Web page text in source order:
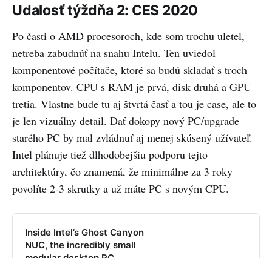
Udalosť týždňa 2: CES 2020
Po časti o AMD procesoroch, kde som trochu uletel,
netreba zabudnúť na snahu Intelu. Ten uviedol
komponentové počítače, ktoré sa budú skladať s troch
komponentov. CPU s RAM je prvá, disk druhá a GPU
tretia. Vlastne bude tu aj štvrtá časť a tou je case, ale to
je len vizuálny detail. Dať dokopy nový PC/upgrade
starého PC by mal zvládnuť aj menej skúsený užívateľ.
Intel plánuje tiež dlhodobejšiu podporu tejto
architektúry, čo znamená, že minimálne za 3 roky
povolíte 2-3 skrutky a už máte PC s novým CPU.
Inside Intel’s Ghost Canyon
NUC, the incredibly small